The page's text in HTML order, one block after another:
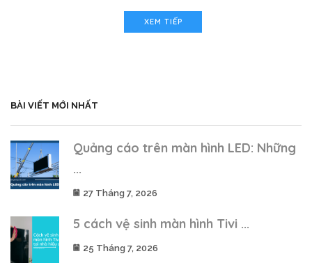
XEM TIẾP
BÀI VIẾT MỚI NHẤT
Quảng cáo trên màn hình LED: Những
...
27 Tháng 7, 2026
5 cách vệ sinh màn hình Tivi ...
25 Tháng 7, 2026